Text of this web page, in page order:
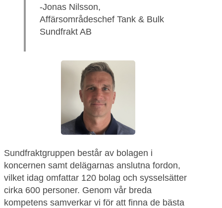
-Jonas Nilsson,
Affärsområdeschef Tank & Bulk
Sundfrakt AB
Sundfraktgruppen består av bolagen i
koncernen samt delägarnas anslutna fordon,
vilket idag omfattar 120 bolag och sysselsätter
cirka 600 personer. Genom vår breda
kompetens samverkar vi för att finna de bästa